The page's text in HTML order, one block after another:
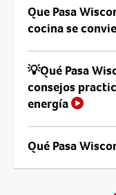
Que Pasa
cocina se
💡Qué Pasa
consejos
energía
Qué Pasa